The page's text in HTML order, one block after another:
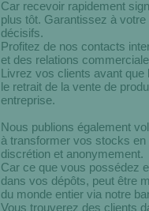
Car recevoir rapidement
plus tôt. Garantissez à
décisifs.
Profitez de nos contacts
et des relations
Livrez vos clients avant que
le retrait de la vente de
entreprise.
Nous publions également
à transformer vos stocks en
discrétion et anonymement.
Car ce que vous possédez
dans vos dépôts, peut être
du monde entier via notre
Vous trouverez des clients